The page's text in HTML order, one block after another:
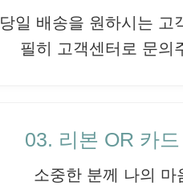
당일 배송을 원하시는 고
필히 고객센터로 문의
03. 리본 OR 카
소중한 분께 나의 마